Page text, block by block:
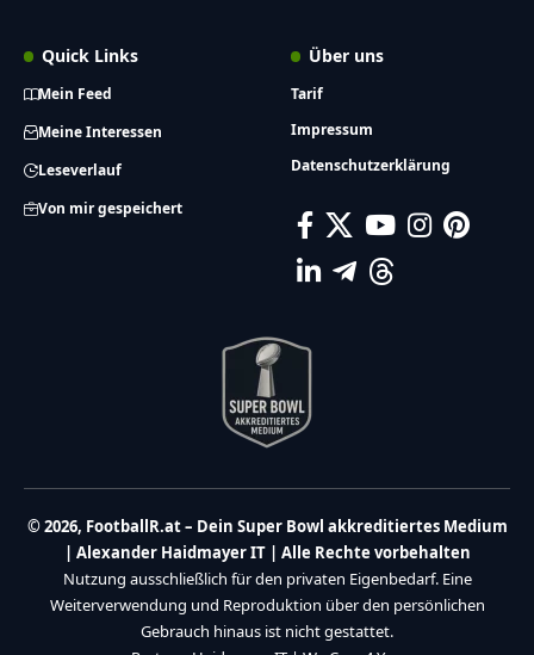
Quick Links
Mein Feed
Meine Interessen
Leseverlauf
Von mir gespeichert
Über uns
Tarif
Impressum
Datenschutzerklärung
© 2026, FootballR.at – Dein Super Bowl akkreditiertes Medium
| Alexander Haidmayer IT | Alle Rechte vorbehalten
Nutzung ausschließlich für den privaten Eigenbedarf. Eine
Weiterverwendung und Reproduktion über den persönlichen
Gebrauch hinaus ist nicht gestattet.